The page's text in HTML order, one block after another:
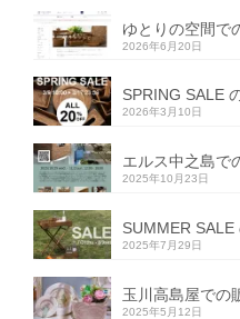
ゆとりの空間で
2026年6月20日
SPRING SALE
2026年3月10日
エルス中之島で
2025年10月23日
SUMMER SALE
2025年7月29日
玉川高島屋での
2025年5月12日